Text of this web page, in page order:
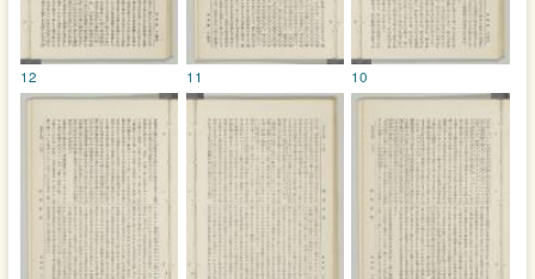
10
11
12